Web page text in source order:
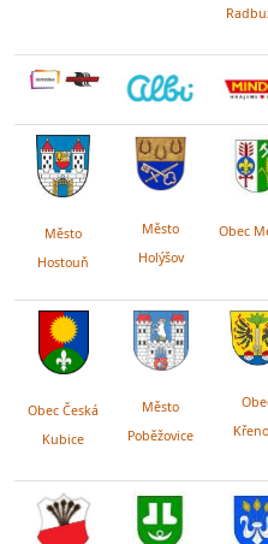
Město
Hostouň
Město
Holýšov
Obec
Obec Česká
Kubice
Město
Poběžovice